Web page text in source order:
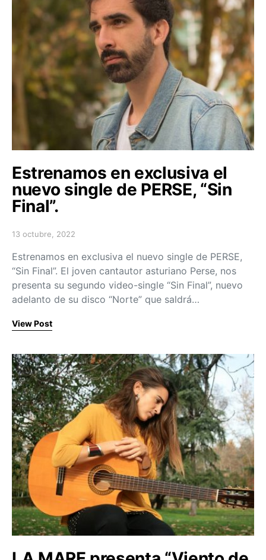
Estrenamos en exclusiva el
nuevo single de PERSE, “Sin
Final”.
Posted on
13 octubre, 2022
Estrenamos en exclusiva el nuevo single de PERSE,
“Sin Final”. El joven cantautor asturiano Perse, nos
presenta su segundo video-single “Sin Final”, nuevo
adelanto de su disco “Norte” que saldrá…
View Post